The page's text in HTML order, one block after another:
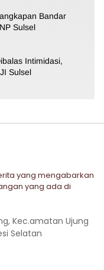
Bandar
Sulsel
Intimidasi,
Sulsel
yang mengabarkan
yang ada di
Kec.amatan Ujung
Selatan